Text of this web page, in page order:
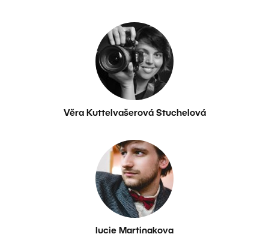
Věra Kuttelvašerová Stuchelová
lucie Martinakova